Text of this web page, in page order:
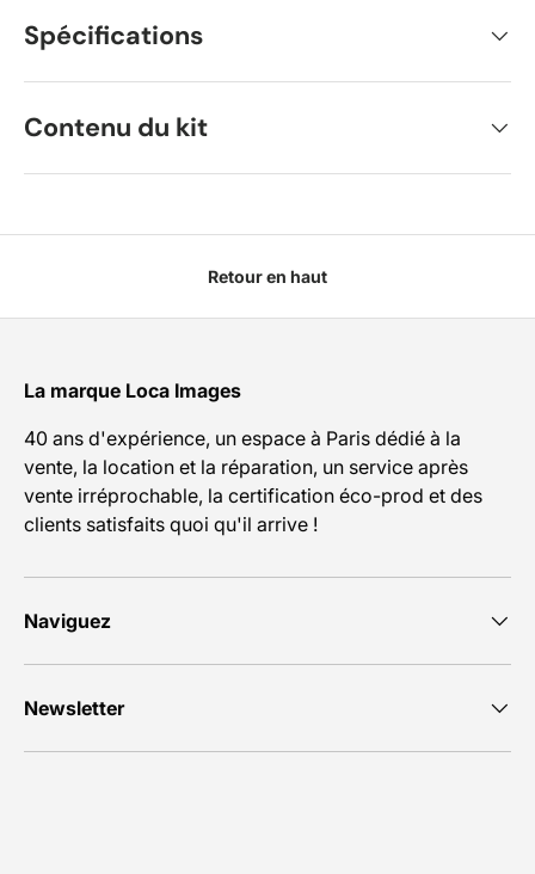
Spécifications
Contenu du kit
Retour en haut
La marque Loca Images
40 ans d'expérience, un espace à Paris dédié à la
vente, la location et la réparation, un service après
vente irréprochable, la certification éco-prod et des
clients satisfaits quoi qu'il arrive !
Naviguez
Newsletter